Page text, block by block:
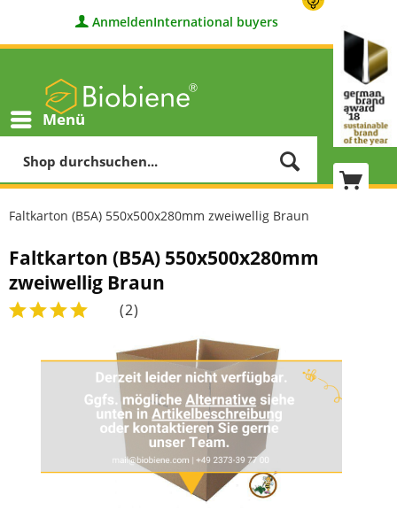
AnmeldenInternational buyers
Menü
Faltkarton (B5A) 550x500x280mm zweiwellig Braun
Faltkarton (B5A) 550x500x280mm
zweiwellig Braun
(2)